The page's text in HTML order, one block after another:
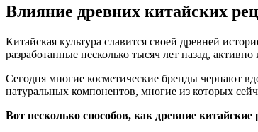
Влияние древних китайских
Китайская культура славится своей древней
разработанные несколько тысяч лет назад,
Сегодня многие косметические бренды черпают
натуральных компонентов, многие из которых
Вот несколько способов, как древние